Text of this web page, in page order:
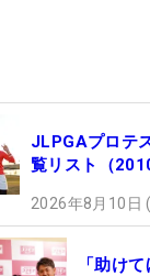
JLPGAプロテ
覧リスト（
2026年8月10日
「助け